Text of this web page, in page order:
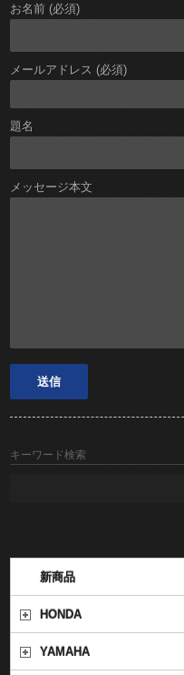
お名前 (必須)
メールアドレス (必須)
題名
メッセージ本文
キーワード検索
新商品
HONDA
YAMAHA